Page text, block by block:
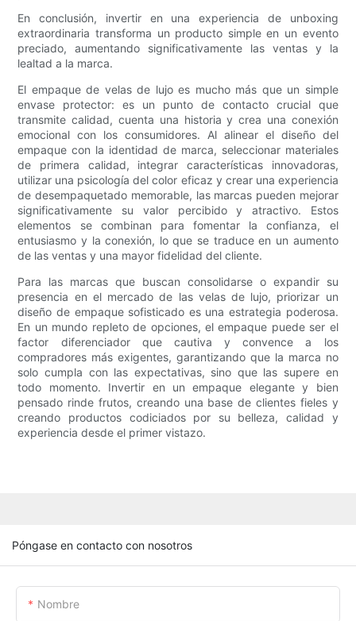
En conclusión, invertir en una experiencia de unboxing
extraordinaria transforma un producto simple en un evento
preciado, aumentando significativamente las ventas y la
lealtad a la marca.
El empaque de velas de lujo es mucho más que un simple
envase protector: es un punto de contacto crucial que
transmite calidad, cuenta una historia y crea una conexión
emocional con los consumidores. Al alinear el diseño del
empaque con la identidad de marca, seleccionar materiales
de primera calidad, integrar características innovadoras,
utilizar una psicología del color eficaz y crear una experiencia
de desempaquetado memorable, las marcas pueden mejorar
significativamente su valor percibido y atractivo. Estos
elementos se combinan para fomentar la confianza, el
entusiasmo y la conexión, lo que se traduce en un aumento
de las ventas y una mayor fidelidad del cliente.
Para las marcas que buscan consolidarse o expandir su
presencia en el mercado de las velas de lujo, priorizar un
diseño de empaque sofisticado es una estrategia poderosa.
En un mundo repleto de opciones, el empaque puede ser el
factor diferenciador que cautiva y convence a los
compradores más exigentes, garantizando que la marca no
solo cumpla con las expectativas, sino que las supere en
todo momento. Invertir en un empaque elegante y bien
pensado rinde frutos, creando una base de clientes fieles y
creando productos codiciados por su belleza, calidad y
experiencia desde el primer vistazo.
Póngase en contacto con nosotros
Nombre